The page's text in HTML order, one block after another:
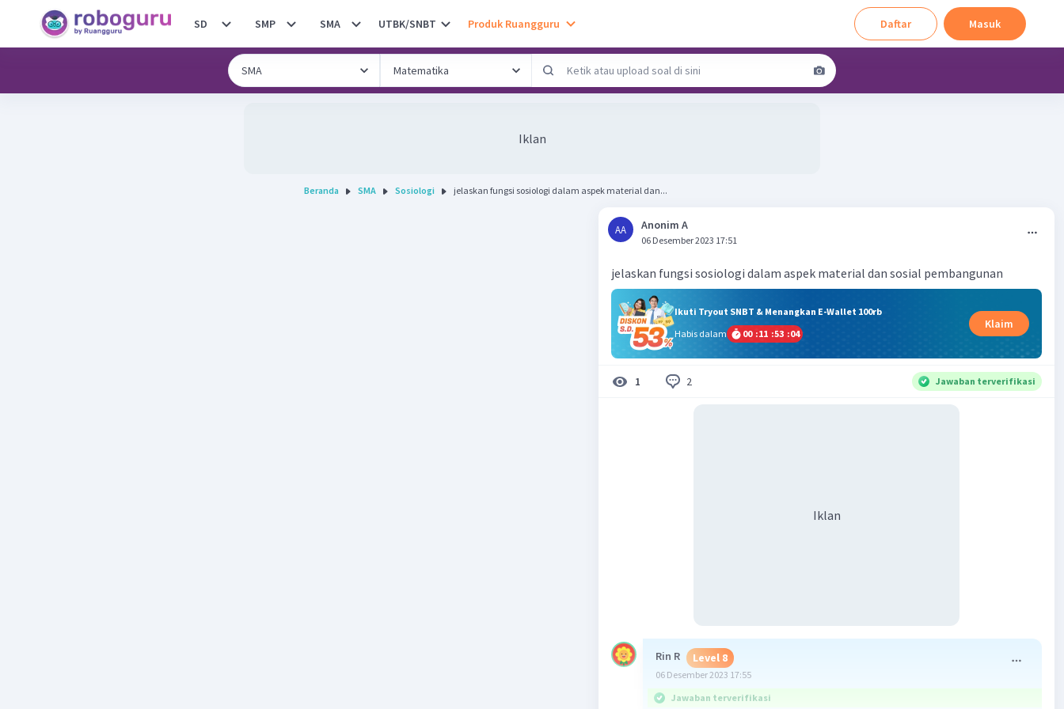
SD SMP SMA UTBK/SNBT Produk Ruangguru Daftar Masuk
Iklan
Beranda SMA Sosiologi jelaskan fungsi sosiologi dalam aspek material dan...
AA Anonim A
06 Desember 2023 17:51
jelaskan fungsi sosiologi dalam aspek material dan sosial pembangunan
Ikuti Tryout SNBT & Menangkan E-Wallet 100rb
Habis dalam
00 :11 :53 :04
Klaim
1 2 Jawaban terverifikasi
Iklan
Rin R Level 8
06 Desember 2023 17:55
Jawaban terverifikasi